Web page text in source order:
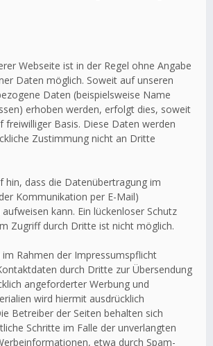
Webseite ist in der Regel ohne Angabe
Daten möglich. Soweit auf unseren
Daten (beispielsweise Name
erhoben werden, erfolgt dies, soweit
freiwilliger Basis. Diese Daten werden
Zustimmung nicht an Dritte
hin, dass die Datenübertragung im
Kommunikation per E-Mail)
kann. Ein lückenloser Schutz
Zugriff durch Dritte ist nicht möglich.
Rahmen der Impressumspflicht
durch Dritte zur Übersendung
angeforderter Werbung und
wird hiermit ausdrücklich
Betreiber der Seiten behalten sich
Schritte im Falle der unverlangten
etwa durch Spam-